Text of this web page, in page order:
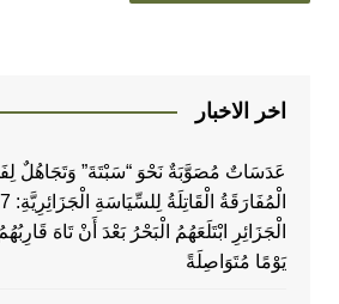
اخر الاخبار
عَدَسَاتٌ مُصَوَّبَةٌ نَحْوَ “سَبْتَةَ” وَتَجَاهُلٌ
يَوْمًا مُتَوَاصِلَةً